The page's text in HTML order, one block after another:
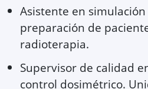
Asistente en
preparación de
radioterapia.
Supervisor de calidad
control dosimétrico.